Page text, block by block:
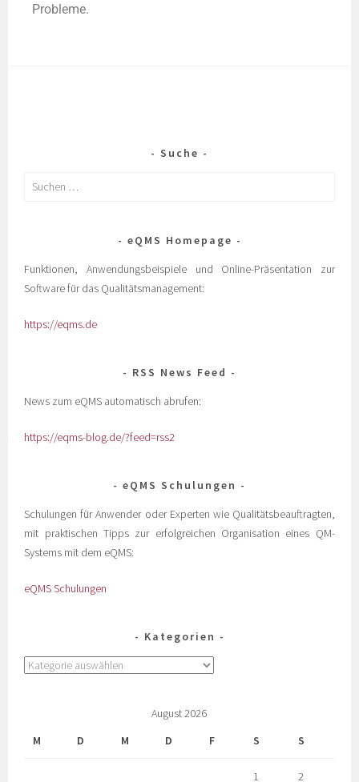
Probleme.
Suche
eQMS Homepage
Funktionen, Anwendungsbeispiele und Online-Präsentation zur
Software für das Qualitätsmanagement:
https://eqms.de
RSS News Feed
News zum eQMS automatisch abrufen:
https://eqms-blog.de/?feed=rss2
eQMS Schulungen
Schulungen für Anwender oder Experten wie Qualitätsbeauftragten,
mit praktischen Tipps zur erfolgreichen Organisation eines QM-
Systems mit dem eQMS:
eQMS Schulungen
Kategorien
August 2026
M
D M D F S S
1 2